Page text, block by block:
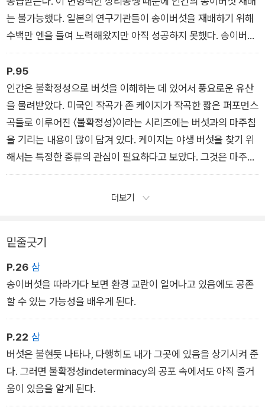
는 불가능했다. 일본의 연구기관들이 송이버섯을 재배하기 위해
수백만 엔을 들여 노력해왔지만 아직 성공하지 못했다. 송이버섯
은 플랜테이션 농장의 환경 조건에 저항한다.
P.95
인간은 불확정성으로 버섯을 이해하는 데 있어서 풍요로운 유산
을 물려받았다. 미국인 작곡가 존 케이지가 작곡한 짧은 퍼포먼스
곡들로 이루어진 〈불확정성〉이라는 시리즈에는 버섯과의 마주침
을 기리는 내용이 많이 담겨 있다. 케이지는 야생 버섯을 찾기 위
해서는 특정한 종류의 관심이 필요하다고 보았다. 그것은 마주칠
때 발생하는 모든 가능성과 놀라움을 포함해 마주침이 일어나는
지금 여기에 관심을 두는 것이다.
더보기
밑줄긋기
P.26 삼
송이버섯을 따라가다 보면 환경 교란이 일어나고 있음에도 공존
할 수 있는 가능성을 배우게 된다.
P.22 삼
버섯은 불현듯 나타나, 다행히도 내가 그곳에 있음을 상기시켜 준
다. 그러면 불확정성indeterminacy의 공포 속에서도 아직 즐거
움이 있음을 알게 된다.